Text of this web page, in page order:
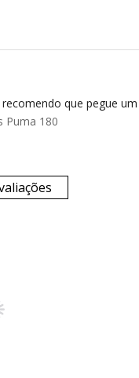
que pegue
Puma 180